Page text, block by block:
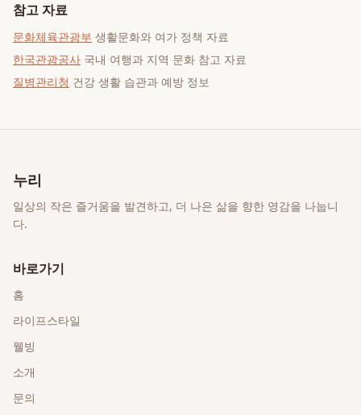
참고 자료
문화체육관광부 생활문화와 여가 정책 자료
한국관광공사 국내 여행과 지역 문화 참고 자료
질병관리청 건강 생활 습관과 예방 정보
누리
일상의 작은 즐거움을 발견하고, 더 나은 삶을 향한 영감을 나눕니
다.
바로가기
홈
라이프스타일
웰빙
소개
문의